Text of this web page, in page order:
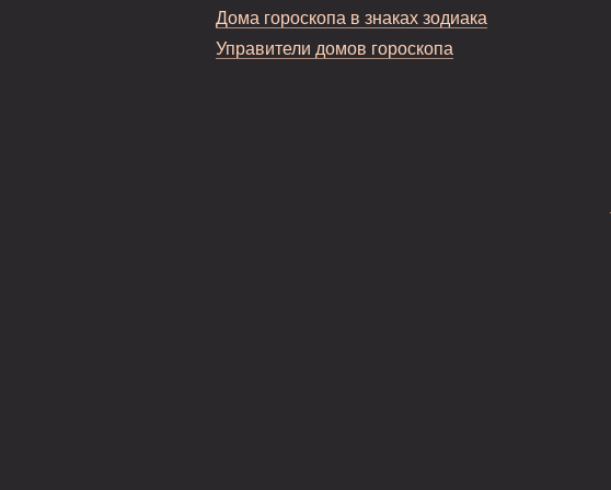
Дома гороскопа в знаках зодиака
Управители домов гороскопа